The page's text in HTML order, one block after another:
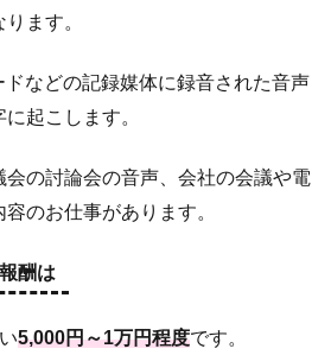
ます。
などの記録媒体に録音された音声
起こします。
の討論会の音声、会社の会議や電
のお仕事があります。
酬は
5,000円～1万円程度です。